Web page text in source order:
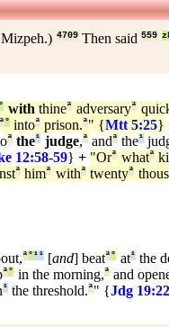
4709Then said559
° with thineª adversaryª
°intoª prison.ª" {Mtt 5:25}
ª the¹ judge,ªandªthe¹
12:58-59} + "Orª whatª
ª himª withª twentyª
ª°¹¹ [and] beatª° at¹the
ª° in the morning,ªand
¹ the threshold.ª" {Jdg 19:22